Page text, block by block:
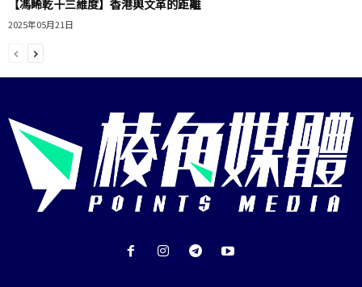
【馮睎乾十三維度】香港與文革的距離
2025年05月21日